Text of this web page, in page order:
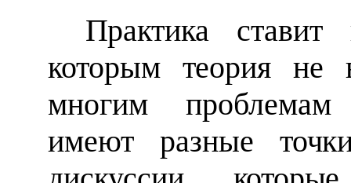
Практика
которым теория не
многим проблемам
имеют разные